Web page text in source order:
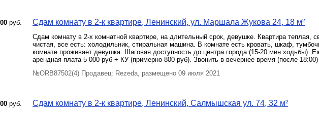
руб. Сдам комнату в 2-к квартире, Ленинский, ул. Маршала Жукова 24, 18 м²
Сдам комнату в 2-х комнатной квартире, на длительный срок, девушке. Квартира теплая,
чистая, все есть: холодильник, стиральная машина. В комнате есть кровать, шкаф,
комнате проживает девушка. Шаговая доступность до центра города (15-20 мин ходьбы).
арендная плата 5 000 руб + КУ (примерно 800 руб). Звонить в вечернее время (после 18:00)
№ORB87502(4) Продавец: Rezeda, размещено 09 июля 2021
руб. Сдам комнату в 2-к квартире, Ленинский, Салмышская ул. 74, 32 м²